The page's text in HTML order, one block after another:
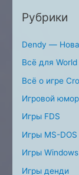
Рубрики
Dendy —
Всё для
Всё о игре
Игровой юмор
Игры FDS
Игры MS-DOS
Игры Windows
Игры денди